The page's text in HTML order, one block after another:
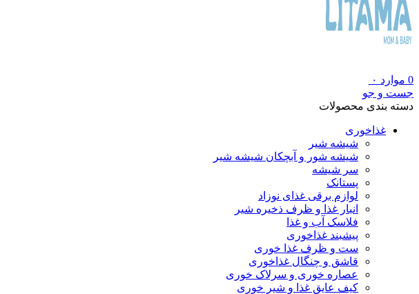
0 موارد ۰
جست و جو
دسته بندی محصولات
غذاخوری
شیشه شیر
شیشه ‌شور و آبچکان شیشه‌ شیر
سر شیشه
پستانک
لوازم برقی غذای نوزاد
انبار غذا و ظرف ذخیره شیر
فلاسک آب و غذا
پیشبند غذاخوری
ست و ظرف غذا خوری
قاشق و چنگال غذاخوری
عصاره خوری و سرلاک خوری
کیف عایق غذا و شیر خوری